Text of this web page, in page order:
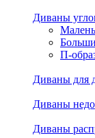
Диваны
П-
Диваны для
Диваны
Диваны